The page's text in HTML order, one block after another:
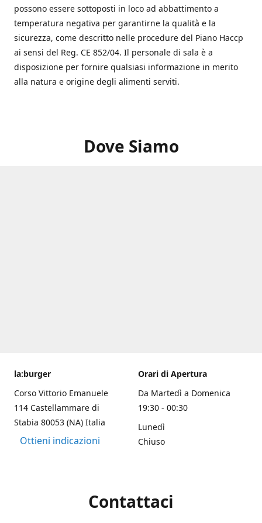
possono essere sottoposti in loco ad abbattimento a
temperatura negativa per garantirne la qualità e la
sicurezza, come descritto nelle procedure del Piano Haccp
ai sensi del Reg. CE 852/04. Il personale di sala è a
disposizione per fornire qualsiasi informazione in merito
alla natura e origine degli alimenti serviti.
Dove Siamo
la:burger
Corso Vittorio Emanuele
114 Castellammare di
Stabia 80053 (NA) Italia
Ottieni indicazioni
Orari di Apertura
Da Martedì a Domenica
19:30 - 00:30
Lunedì
Chiuso
Contattaci